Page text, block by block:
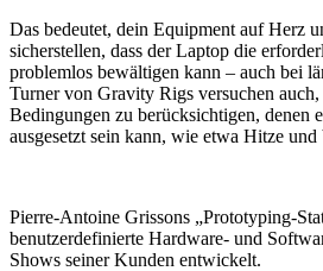
Das bedeutet, dein Equipment auf Herz
sicherstellen, dass der Laptop die
problemlos bewältigen kann – auch bei
Turner von Gravity Rigs versuchen auch,
Bedingungen zu berücksichtigen, denen
ausgesetzt sein kann, wie etwa Hitze
Pierre-Antoine Grissons „Prototyping-
benutzerdefinierte Hardware- und
Shows seiner Kunden entwickelt.